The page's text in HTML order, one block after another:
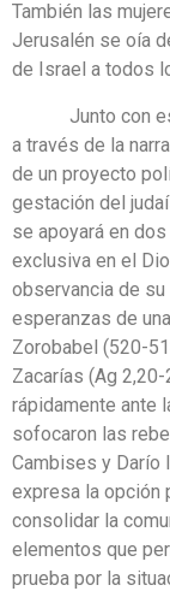
También las
Jerusalén se oía
de Israel a todos
Junto con esta
a través de la
de un proyecto
gestación del
se apoyará en
exclusiva en el
observancia de
esperanzas de
Zorobabel (520-
Zacarías (Ag
rápidamente ante
sofocaron las
Cambises y Darío
expresa la opción
consolidar la
elementos que
prueba por la